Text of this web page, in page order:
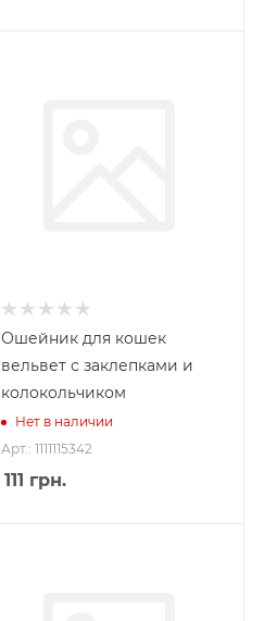
Ошейник для кошек
вельвет с заклепками и
колокольчиком
Нет в наличии
Арт.: 1111115342
111 грн.